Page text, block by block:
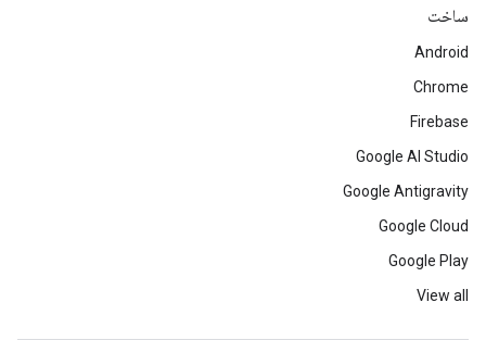
ساخت
Android
Chrome
Firebase
Google AI Studio
Google Antigravity
Google Cloud
Google Play
View all